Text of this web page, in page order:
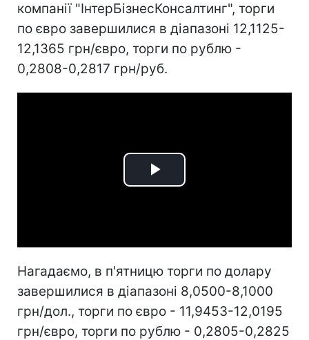
компанії "ІнтерБізнесКонсалтинг", торги
по євро завершилися в діапазоні 12,1125-
12,1365 грн/євро, торги по рублю -
0,2808-0,2817 грн/руб.
Play
Нагадаємо, в п'ятницю торги по долару
завершилися в діапазоні 8,0500-8,1000
грн/дол., торги по євро - 11,9453-12,0195
грн/євро, торги по рублю - 0,2805-0,2825